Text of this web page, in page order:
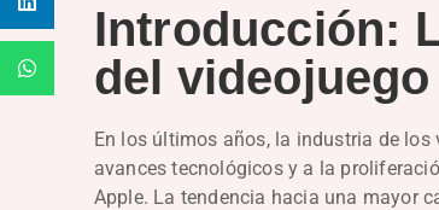
Introducción:
del
En los últimos años, la industria de
avances tecnológicos y a la
Apple. La tendencia hacia una mayor